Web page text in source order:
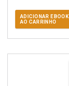
ADICIONAR EBOOK
AO CARRINHO